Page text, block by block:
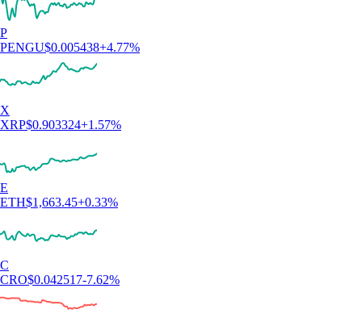
P
PENGU$0.005438+4.77%
X
XRP$0.903324+1.57%
E
ETH$1,663.45+0.33%
C
CRO$0.042517-7.62%